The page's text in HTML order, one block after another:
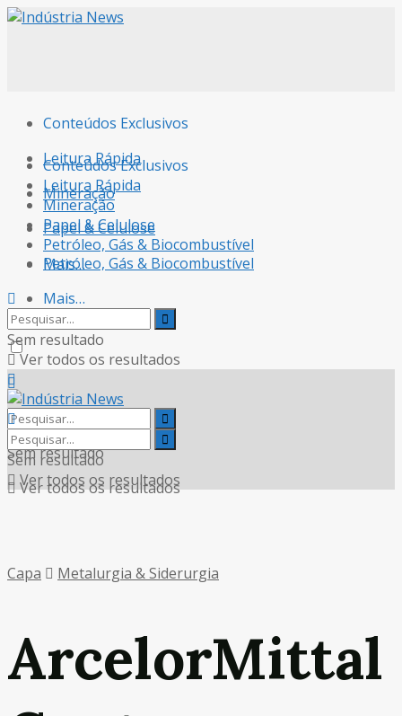
Conteúdos Exclusivos
Leitura Rápida
Mineração
Papel & Celulose
Petróleo, Gás & Biocombustível
Mais…
Sem resultado
Ver todos os resultados
Conteúdos Exclusivos
Leitura Rápida
Mineração
Papel & Celulose
Petróleo, Gás & Biocombustível
Mais…
Sem resultado
Ver todos os resultados
Sem resultado
Ver todos os resultados
Capa Metalurgia & Siderurgia
ArcelorMittal